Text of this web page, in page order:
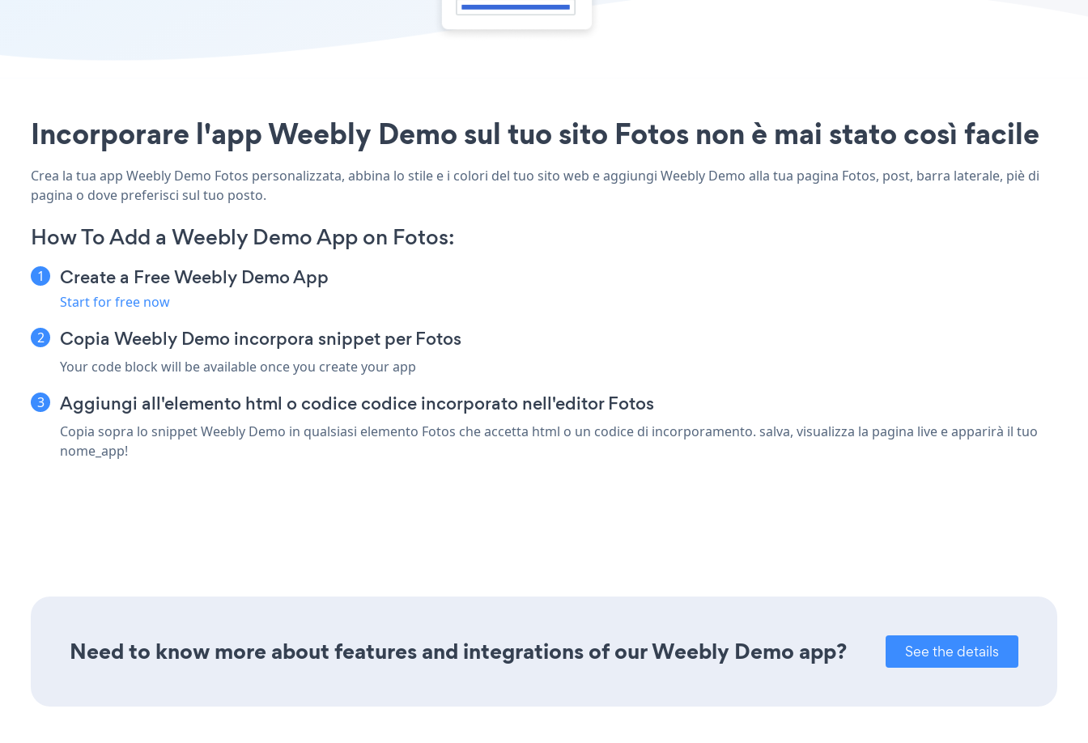
Incorporare l'app Weebly Demo sul tuo sito Fotos non è mai stato così facile
Crea la tua app Weebly Demo Fotos personalizzata, abbina lo stile e i colori del tuo sito web e aggiungi Weebly Demo alla tua pagina Fotos, post, barra laterale, piè di
pagina o dove preferisci sul tuo posto.
How To Add a Weebly Demo App on Fotos:
Create a Free Weebly Demo App
Start for free now
Copia Weebly Demo incorpora snippet per Fotos
Your code block will be available once you create your app
Aggiungi all'elemento html o codice codice incorporato nell'editor Fotos
Copia sopra lo snippet Weebly Demo in qualsiasi elemento Fotos che accetta html o un codice di incorporamento. salva, visualizza la pagina live e apparirà il tuo
nome_app!
Need to know more about features and integrations of our Weebly Demo app? See the details